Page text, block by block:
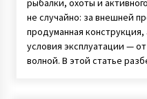
лет в
обвинению
3 года
Ослиная
Владимир
рыбалки, охоты и
не случайно: за внешней
продуманная
условия эксплуатации —
волной. В этой статье